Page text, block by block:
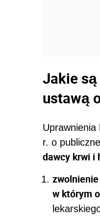
Jakie
ustawą
r. o
dawcy krwi i
w którym